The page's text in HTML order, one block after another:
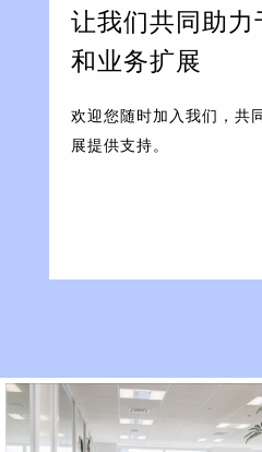
让我们共同助
和业务扩展
欢迎您随时加入我们，共
展提供支持。